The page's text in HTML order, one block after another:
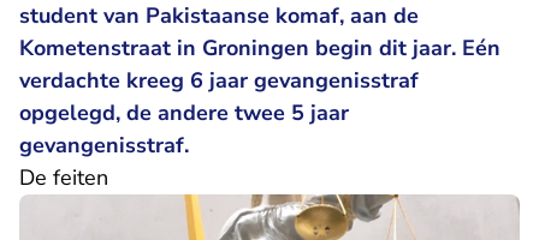
student van Pakistaanse komaf, aan de
Kometenstraat in Groningen begin dit jaar. Eén
verdachte kreeg 6 jaar gevangenisstraf
opgelegd, de andere twee 5 jaar
gevangenisstraf.
De feiten